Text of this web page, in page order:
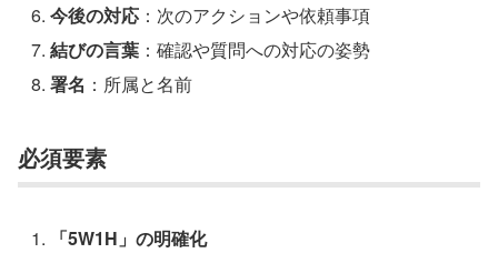
今後の対応 ：次のアクションや依頼事項
結びの言葉 ：確認や質問への対応の姿勢
署名 ：所属と名前
必須要素
「5W1H」の明確化